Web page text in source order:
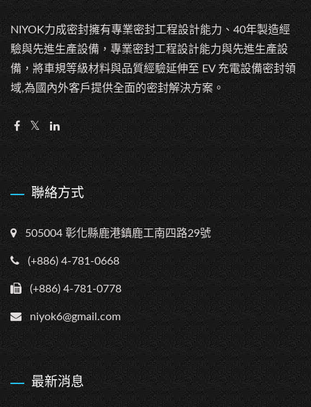
NIYOK力成密封擁有專業密封工程設計能力、40年製造經
驗與先進生產設備，專業密封工程設計能力與先進生產設
備，將車規等級材料與品質經驗延伸至 EV 充電設備密封領
域,為國內外客戶提供全面的密封解決方案。
聯絡方式
505004 彰化縣鹿港鎮鹿工南四路29號
(+886) 4-781-0668
(+886) 4-781-0778
niyok6@gmail.com
最新消息